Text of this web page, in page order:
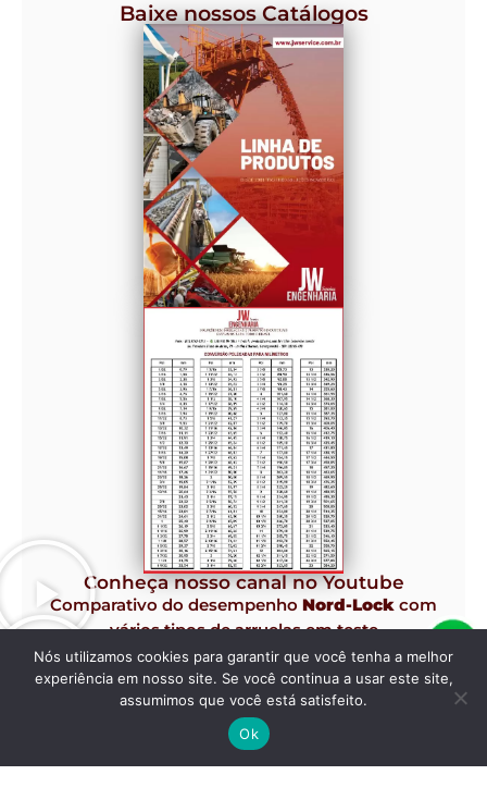
Baixe nossos Catálogos
Conheça nosso canal no Youtube
Comparativo do desempenho Nord-Lock com
vários tipos de arruelas em teste
Junker de Vibração.
Nós utilizamos cookies para garantir que você tenha a melhor
experiência em nosso site. Se você continua a usar este site,
assumimos que você está satisfeito.
Ok